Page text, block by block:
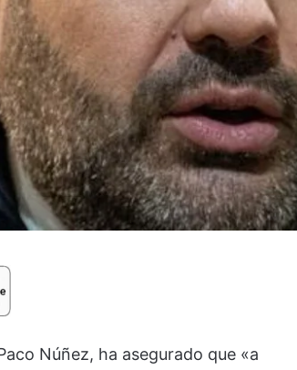
Núñez, ha asegurado que «a